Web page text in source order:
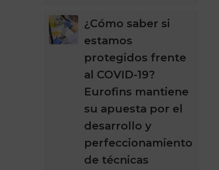
¿Cómo saber si
estamos
protegidos frente
al COVID-19?
Eurofins mantiene
su apuesta por el
desarrollo y
perfeccionamiento
de técnicas